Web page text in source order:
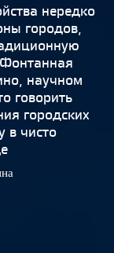
Урбанистика
нередко
городов,
научном
говорить
городских
в чисто